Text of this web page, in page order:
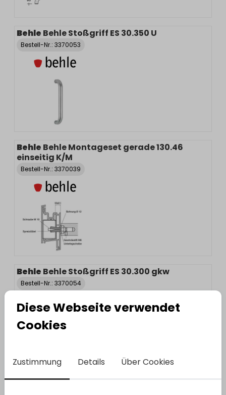
Behle Behle Stoßgriff ES 30.350 U
Bestell-Nr.: 3370053
Behle Behle Montageset gerade 130.46
einseitig K/M
Bestell-Nr.: 3370039
Behle Behle Stoßgriff ES 30.300 gkw
Bestell-Nr.: 3370054
Diese Webseite verwendet
Cookies
Zustimmung Details Über Cookies